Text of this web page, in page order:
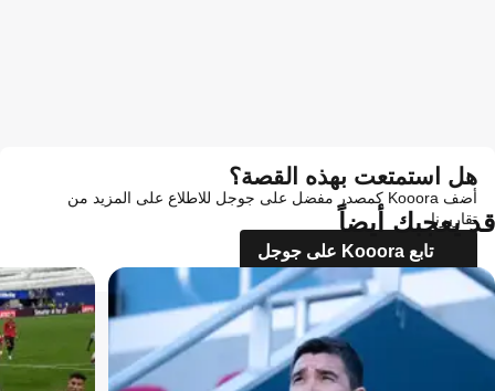
هل استمتعت بهذه القصة؟
أضف Kooora كمصدر مفضل على جوجل للاطلاع على المزيد من
تقاريرنا
تابع Kooora على جوجل
قد يعجبك أيضاً